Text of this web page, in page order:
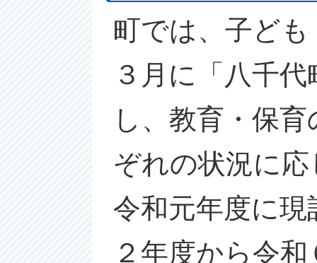
町では、子ど
３月に「八千
し、教育・保
ぞれの状況に
令和元年度に
２年度から令